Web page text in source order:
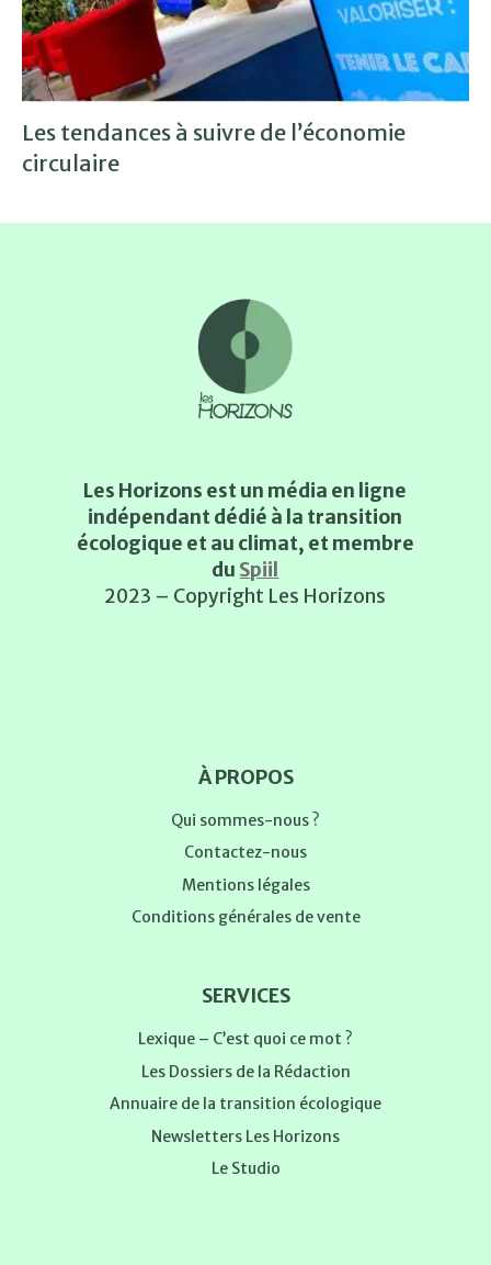
Les tendances à suivre de l’économie
circulaire
Les Horizons est un média en ligne
indépendant dédié à la transition
écologique et au climat, et membre
du Spiil
2023 – Copyright Les Horizons
À PROPOS
Qui sommes-nous ?
Contactez-nous
Mentions légales
Conditions générales de vente
SERVICES
Lexique – C’est quoi ce mot ?
Les Dossiers de la Rédaction
Annuaire de la transition écologique
Newsletters Les Horizons
Le Studio